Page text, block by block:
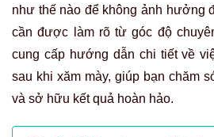
như thế nào để không ảnh hưởng
cần được làm rõ từ góc độ
cung cấp hướng dẫn chi tiết về
sau khi xăm mày, giúp bạn chăm
và sở hữu kết quả hoàn hảo.